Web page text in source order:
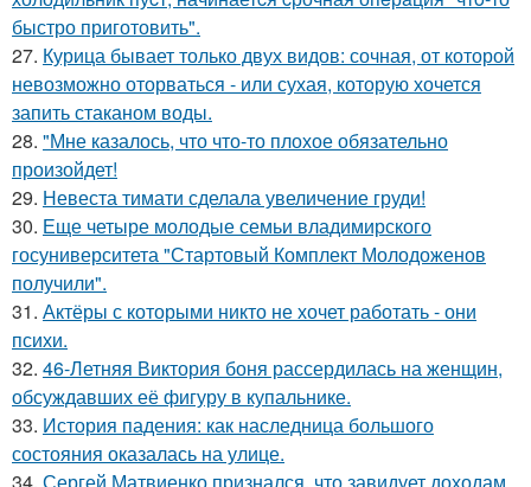
быстро приготовить".
27. Курица бывает только двух видов: сочная, от которой
невозможно оторваться - или сухая, которую хочется
запить стаканом воды.
28. "Мне казалось, что что-то плохое обязательно
произойдет!
29. Невеста тимати сделала увеличение груди!
30. Еще четыре молодые семьи владимирского
госуниверситета "Стартовый Комплект Молодоженов
получили".
31. Актёры с которыми никто не хочет работать - они
психи.
32. 46-Летняя Виктория боня рассердилась на женщин,
обсуждавших её фигуру в купальнике.
33. История падения: как наследница большого
состояния оказалась на улице.